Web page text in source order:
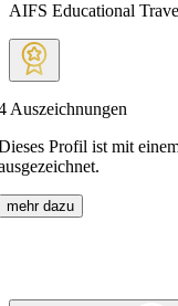
AIFS Educational
Auszeichnungen
Profil ist mit
mehr dazu